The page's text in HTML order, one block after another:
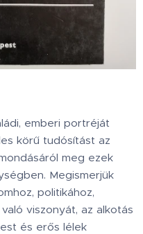
emberi portréját
körű tudósítást az
meg ezek
Megismerjük
politikához,
viszonyát, az alkotás
és erős lélek